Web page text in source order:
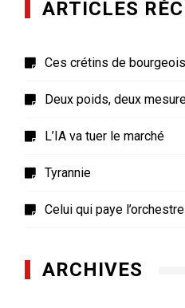
ARTICLES
Ces crétins de bourgeois
Deux poids, deux
L’IA va tuer le marché
Tyrannie
Celui qui paye
ARCHIVES